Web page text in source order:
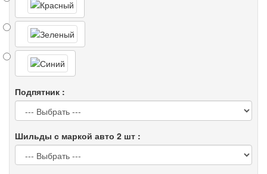
Подпятник :
Шильды с маркой авто 2 шт :